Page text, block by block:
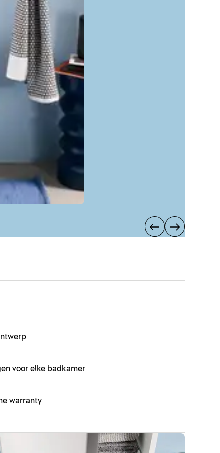
voor elke badkamer
warranty